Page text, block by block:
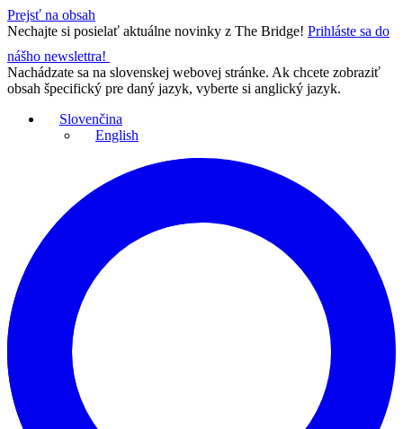
Prejsť na obsah
Nechajte si posielať aktuálne novinky z The Bridge! Prihláste sa do
nášho newslettra!
Nachádzate sa na slovenskej webovej stránke. Ak chcete zobraziť
obsah špecifický pre daný jazyk, vyberte si anglický jazyk.
Slovenčina
English